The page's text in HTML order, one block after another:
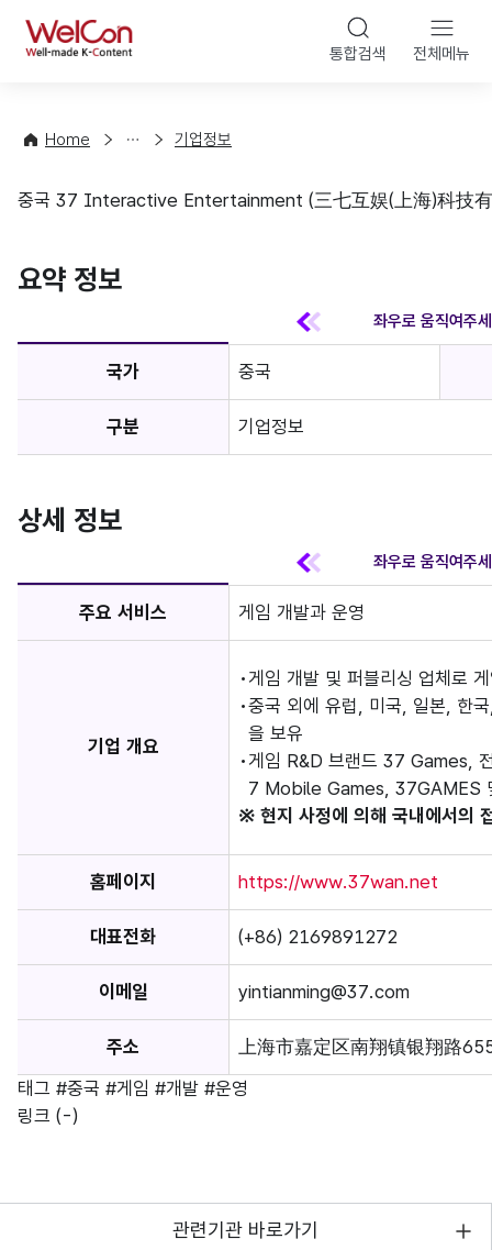
WelCon 통합검색 전체메뉴
Home
컨
팅
해
기
정
기업정보
기업정보
중국 37 Interactive Entertainment (三七互娱(上海)科技
요약 정보
국가 중국
구분 기업정보
상세 정보
주요 서비스 게임 개발과 운영
기업 개요
게임 개발 및 퍼블리싱 업체로
중국 외에 유럽, 미국, 일본, 한
을 보유
게임 R&D 브랜드 37 Games,
7 Mobile Games, 37GAMES
※ 현지 사정에 의해 국내에서의
홈페이지 https://www.37wan.net
대표전화 (+86) 2169891272
이메일 yintianming@37.com
주소
上海市嘉定区南翔镇银翔路
태그 #중국 #게임 #개발 #운영
링크 (-)
관련기관 바로가기